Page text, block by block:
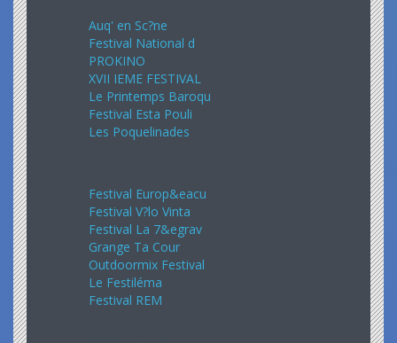
Auq' en Sc?ne
Festival National d
PROKINO
XVII IEME FESTIVAL
Le Printemps Baroqu
Festival Esta Pouli
Les Poquelinades
Festival Europ&eacu
Festival V?lo Vinta
Festival La 7&egrav
Grange Ta Cour
Outdoormix Festival
Le Festiléma
Festival REM